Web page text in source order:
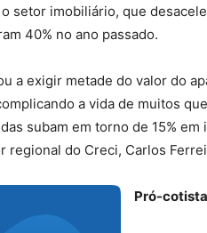
setor imobiliário, que
40% no ano passado.
a exigir metade do valor do
a vida de muitos
subam em torno de 15%
regional do Creci, Carlos
Pró-cotista